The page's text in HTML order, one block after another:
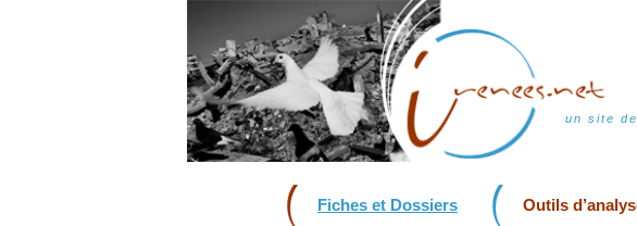
un site
Fiches et Dossiers Outils